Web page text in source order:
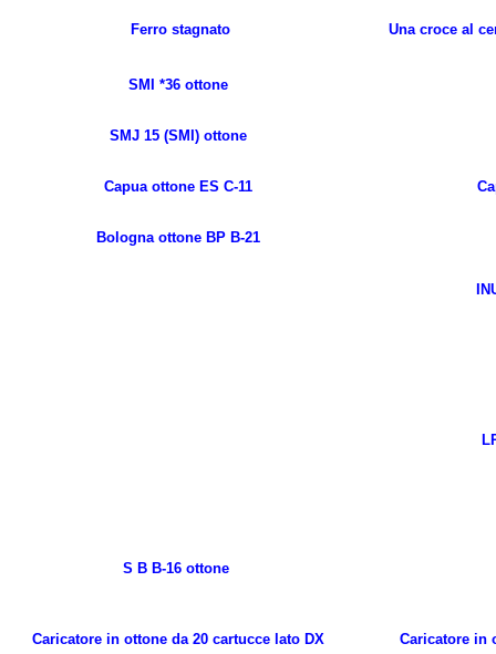
Ferro stagnato Una croce al
SMI *36 ottone
SMJ 15 (SMI) ottone
Capua ottone ES C-11
Bologna ottone BP B-21
S B B-16 ottone
Caricatore in ottone da 20 cartucce lato DX Caricatore in